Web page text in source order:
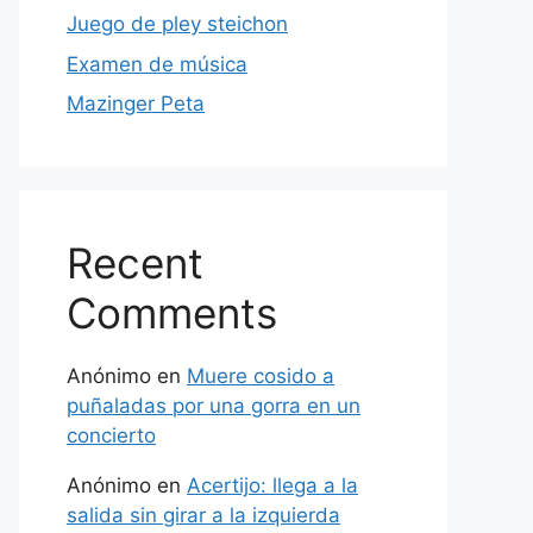
Juego de pley steichon
Examen de música
Mazinger Peta
Recent
Comments
Anónimo en Muere cosido a
puñaladas por una gorra en un
concierto
Anónimo en Acertijo: llega a la
salida sin girar a la izquierda